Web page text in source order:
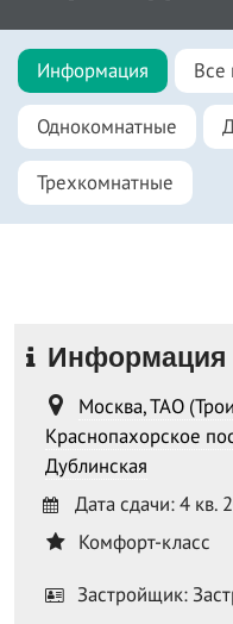
Информация Все
Однокомнатные
Трехкомнатные
Информация
Москва, ТАО
Краснопахорское
Дублинская
Дата сдачи: 4 кв.
Комфорт-класс
Застройщик: